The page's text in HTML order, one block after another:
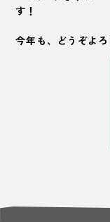
す！
今年も、どうぞよろ